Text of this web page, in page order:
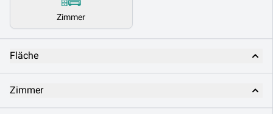
Zimmer
Fläche
Zimmer